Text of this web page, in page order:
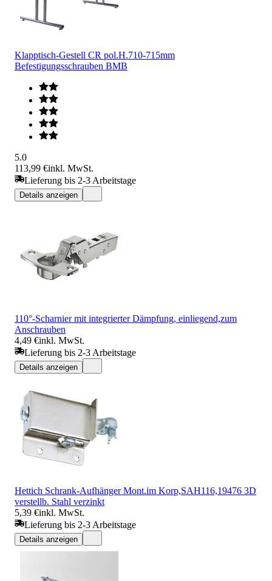
Klapptisch-Gestell CR pol.H.710-715mm
Befestigungsschrauben BMB
5.0
113,99 €inkl. MwSt.
Lieferung bis 2-3 Arbeitstage
Details anzeigen
110°-Scharnier mit integrierter Dämpfung, einliegend,zum
Anschrauben
4,49 €inkl. MwSt.
Lieferung bis 2-3 Arbeitstage
Details anzeigen
Hettich Schrank-Aufhänger Mont.im Korp,SAH116,19476 3D
verstellb. Stahl verzinkt
5,39 €inkl. MwSt.
Lieferung bis 2-3 Arbeitstage
Details anzeigen